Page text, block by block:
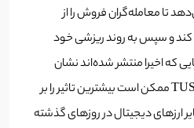
معامله‌گران فروش را از
و سپس به روند ریزشی خود
که اخیرا منتشر شده‌اند نشان
می‌دهند که استیبل کوین TUSD ممکن است بیشترین تاثیر را بر
ارزهای دیجیتال در روزهای گذشته